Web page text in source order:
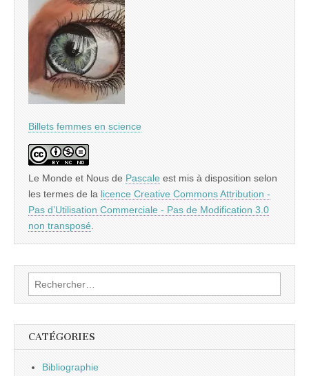
Billets femmes en science
Le Monde et Nous de Pascale est mis à disposition selon
les termes de la licence Creative Commons Attribution -
Pas d’Utilisation Commerciale - Pas de Modification 3.0
non transposé
Rechercher :
CATÉGORIES
Bibliographie